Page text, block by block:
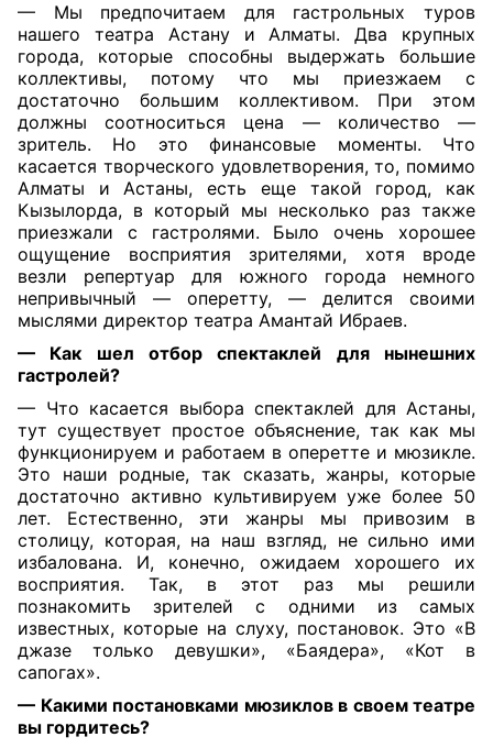
— Мы предпочитаем для гастрольных туров
нашего театра Астану и Алматы. Два крупных
города, которые способны выдержать большие
коллективы, потому что мы приезжаем с
достаточно большим коллективом. При этом
должны соотноситься цена — количество —
зритель. Но это финансовые моменты. Что
касается творческого удовлетворения, то, помимо
Алматы и Астаны, есть еще такой город, как
Кызылорда, в который мы несколько раз также
приезжали с гастролями. Было очень хорошее
ощущение восприятия зрителями, хотя вроде
везли репертуар для южного города немного
непривычный — оперетту, — делится своими
мыслями директор театра Амантай Ибраев.
— Как шел отбор спектаклей для нынешних
гастролей?
— Что касается выбора спектаклей для Астаны,
тут существует простое объяснение, так как мы
функционируем и работаем в оперетте и мюзикле.
Это наши родные, так сказать, жанры, которые
достаточно активно культивируем уже более 50
лет. Естественно, эти жанры мы привозим в
столицу, которая, на наш взгляд, не сильно ими
избалована. И, конечно, ожидаем хорошего их
восприятия. Так, в этот раз мы решили
познакомить зрителей с одними из самых
известных, которые на слуху, постановок. Это «В
джазе только девушки», «Баядера», «Кот в
сапогах».
— Какими постановками мюзиклов в своем театре
вы гордитесь?